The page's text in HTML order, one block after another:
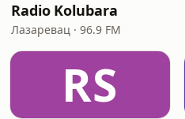
Radio Kolubara
Лазаревац · 96.9 FM
RS